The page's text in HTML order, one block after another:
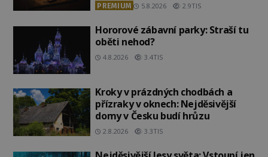
PREMIUM 5.8.2026 2.9TIS
Hororové zábavní parky: Straší tu
oběti nehod?
4.8.2026 3.4TIS
Kroky v prázdných chodbách a
přízraky v oknech: Nejděsivější
domy v Česku budí hrůzu
2.8.2026 3.3TIS